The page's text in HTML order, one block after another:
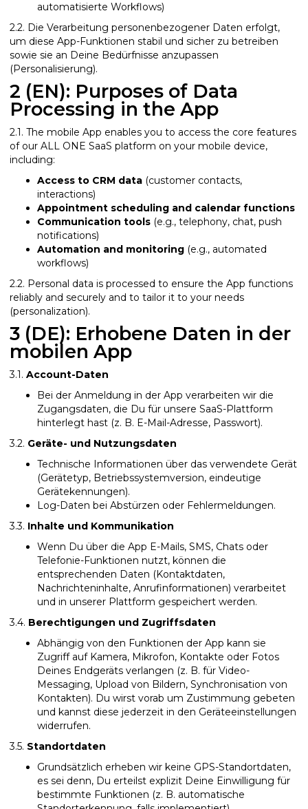
automatisierte Workflows)
2.2. Die Verarbeitung personenbezogener Daten erfolgt,
um diese App-Funktionen stabil und sicher zu betreiben
sowie sie an Deine Bedürfnisse anzupassen
(Personalisierung).
2 (EN): Purposes of Data
Processing in the App
2.1. The mobile App enables you to access the core features
of our ALL ONE SaaS platform on your mobile device,
including:
Access to CRM data (customer contacts,
interactions)
Appointment scheduling and calendar functions
Communication tools (e.g., telephony, chat, push
notifications)
Automation and monitoring (e.g., automated
workflows)
2.2. Personal data is processed to ensure the App functions
reliably and securely and to tailor it to your needs
(personalization).
3 (DE): Erhobene Daten in der
mobilen App
3.1.Account-Daten
Bei der Anmeldung in der App verarbeiten wir die
Zugangsdaten, die Du für unsere SaaS-Plattform
hinterlegt hast (z. B. E-Mail-Adresse, Passwort).
3.2. Geräte- und Nutzungsdaten
Technische Informationen über das verwendete Gerät
(Gerätetyp, Betriebssystemversion, eindeutige
Gerätekennungen).
Log-Daten bei Abstürzen oder Fehlermeldungen.
3.3. Inhalte und Kommunikation
Wenn Du über die App E-Mails, SMS, Chats oder
Telefonie-Funktionen nutzt, können die
entsprechenden Daten (Kontaktdaten,
Nachrichteninhalte, Anrufinformationen) verarbeitet
und in unserer Plattform gespeichert werden.
3.4. Berechtigungen und Zugriffsdaten
Abhängig von den Funktionen der App kann sie
Zugriff auf Kamera, Mikrofon, Kontakte oder Fotos
Deines Endgeräts verlangen (z. B. für Video-
Messaging, Upload von Bildern, Synchronisation von
Kontakten). Du wirst vorab um Zustimmung gebeten
und kannst diese jederzeit in den Geräteeinstellungen
widerrufen.
3.5. Standortdaten
Grundsätzlich erheben wir keine GPS-Standortdaten,
es sei denn, Du erteilst explizit Deine Einwilligung für
bestimmte Funktionen (z. B. automatische